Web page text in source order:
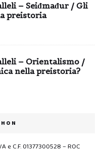
– Seiđmađur / Gli
preistoria
– Orientalismo /
nella preistoria?
e C.F. 01377300528 – ROC